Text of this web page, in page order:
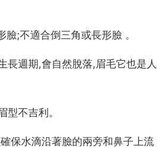
;不適合倒三角或長形臉 。
長週期,會自然脫落,眉毛它也是人
不吉利。
保水滴沿著臉的兩旁和鼻子上流